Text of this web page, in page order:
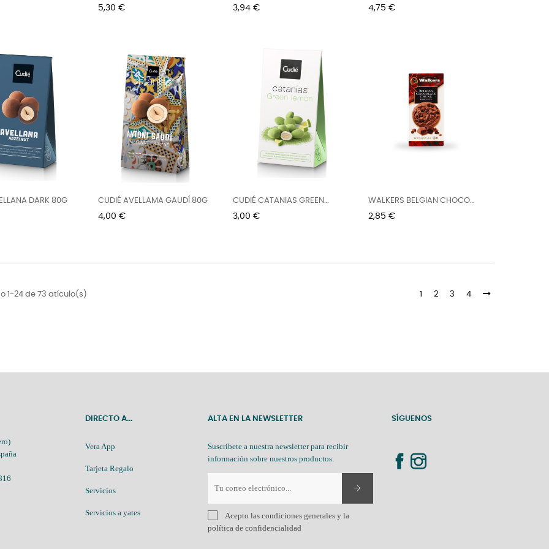
Precio
5,30 € Precio
3,94 € Precio
4,75 €
DARK 80G CUDIÉ AVELLAMA GAUDÍ 80G
Precio
4,00 €
CUDIÉ CATANIAS GREEN
LEMON 60G
Precio
3,00 €
WALKERS BELGIAN CHOCO
CHUNK...
Precio
2,85 €
1-24 de 73 atículo(s) 1 2 3 4
DIRECTO A...
Vera App
Tarjeta Regalo
Servicios
Servicios a yates
ALTA EN LA NEWSLETTER
Suscríbete a nuestra newsletter para recibir
información sobre nuestros productos.
Acepto las condiciones generales y la
política de confidencialidad
SÍGUENOS